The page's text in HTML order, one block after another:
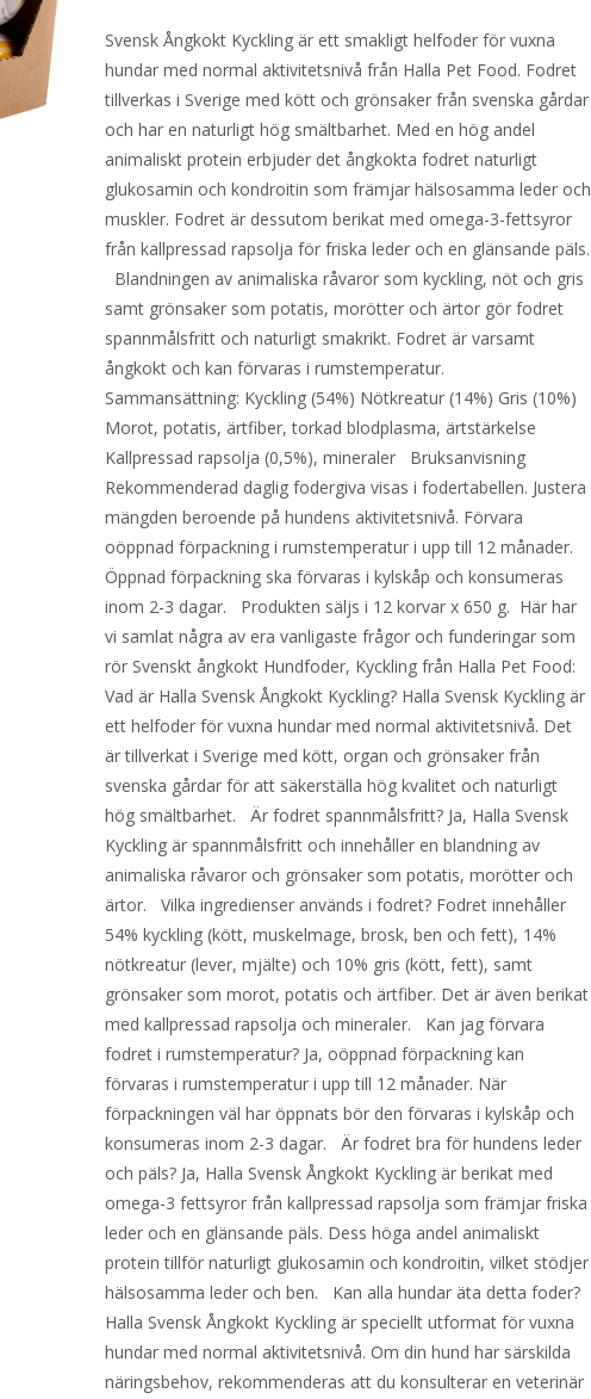
Svensk Ångkokt Kyckling är ett smakligt helfoder för vuxna
hundar med normal aktivitetsnivå från Halla Pet Food. Fodret
tillverkas i Sverige med kött och grönsaker från svenska gårdar
och har en naturligt hög smältbarhet. Med en hög andel
animaliskt protein erbjuder det ångkokta fodret naturligt
glukosamin och kondroitin som främjar hälsosamma leder och
muskler. Fodret är dessutom berikat med omega-3-fettsyror
från kallpressad rapsolja för friska leder och en glänsande päls.
Blandningen av animaliska råvaror som kyckling, nöt och gris
samt grönsaker som potatis, morötter och ärtor gör fodret
spannmålsfritt och naturligt smakrikt. Fodret är varsamt
ångkokt och kan förvaras i rumstemperatur.
Sammansättning: Kyckling (54%) Nötkreatur (14%) Gris (10%)
Morot, potatis, ärtfiber, torkad blodplasma, ärtstärkelse
Kallpressad rapsolja (0,5%), mineraler Bruksanvisning
Rekommenderad daglig fodergiva visas i fodertabellen. Justera
mängden beroende på hundens aktivitetsnivå. Förvara
oöppnad förpackning i rumstemperatur i upp till 12 månader.
Öppnad förpackning ska förvaras i kylskåp och konsumeras
inom 2-3 dagar. Produkten säljs i 12 korvar x 650 g. Här har
vi samlat några av era vanligaste frågor och funderingar som
rör Svenskt ångkokt Hundfoder, Kyckling från Halla Pet Food:
Vad är Halla Svensk Ångkokt Kyckling? Halla Svensk Kyckling är
ett helfoder för vuxna hundar med normal aktivitetsnivå. Det
är tillverkat i Sverige med kött, organ och grönsaker från
svenska gårdar för att säkerställa hög kvalitet och naturligt
hög smältbarhet. Är fodret spannmålsfritt? Ja, Halla Svensk
Kyckling är spannmålsfritt och innehåller en blandning av
animaliska råvaror och grönsaker som potatis, morötter och
ärtor. Vilka ingredienser används i fodret? Fodret innehåller
54% kyckling (kött, muskelmage, brosk, ben och fett), 14%
nötkreatur (lever, mjälte) och 10% gris (kött, fett), samt
grönsaker som morot, potatis och ärtfiber. Det är även berikat
med kallpressad rapsolja och mineraler. Kan jag förvara
fodret i rumstemperatur? Ja, oöppnad förpackning kan
förvaras i rumstemperatur i upp till 12 månader. När
förpackningen väl har öppnats bör den förvaras i kylskåp och
konsumeras inom 2-3 dagar. Är fodret bra för hundens leder
och päls? Ja, Halla Svensk Ångkokt Kyckling är berikat med
omega-3 fettsyror från kallpressad rapsolja som främjar friska
leder och en glänsande päls. Dess höga andel animaliskt
protein tillför naturligt glukosamin och kondroitin, vilket stödjer
hälsosamma leder och ben. Kan alla hundar äta detta foder?
Halla Svensk Ångkokt Kyckling är speciellt utformat för vuxna
hundar med normal aktivitetsnivå. Om din hund har särskilda
näringsbehov, rekommenderas att du konsulterar en veterinär